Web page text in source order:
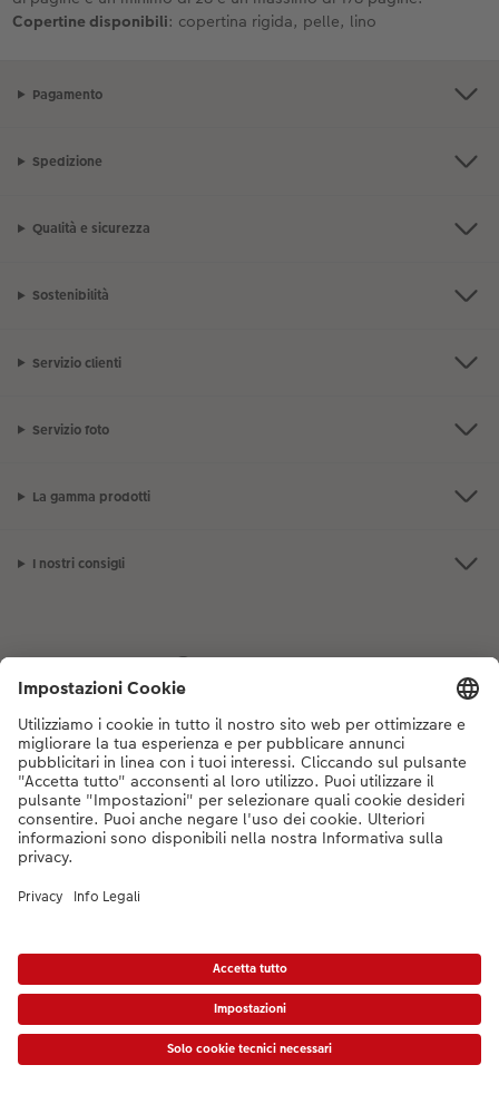
Copertine disponibili: copertina rigida, pelle, lino
Pagamento
Spedizione
Qualità e sicurezza
Sostenibilità
Servizio clienti
Servizio foto
La gamma prodotti
I nostri consigli
Se hai domande sui prodotti o sull'ordine, non esitare a contattarci dal
lunedì alla domenica dalle 9:00 alle 20:00 (esclusi i giorni festivi) al
numero di telefono044 499 10 35 dal lunedì alla domenica, dalle 9:00 alle
20:00 (festività escluse)
DE|FR|IT
dalistino prezzi.Il prodotto mostrato potrebbe avere un prezzo più alto.